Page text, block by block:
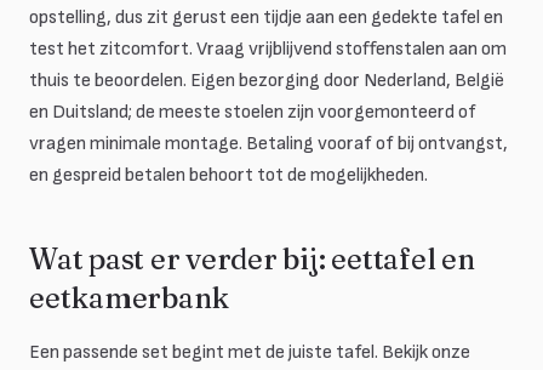
opstelling, dus zit gerust een tijdje aan een gedekte tafel en
test het zitcomfort. Vraag vrijblijvend stoffenstalen aan om
thuis te beoordelen. Eigen bezorging door Nederland, België
en Duitsland; de meeste stoelen zijn voorgemonteerd of
vragen minimale montage. Betaling vooraf of bij ontvangst,
en gespreid betalen behoort tot de mogelijkheden.
Wat past er verder bij: eettafel en
eetkamerbank
Een passende set begint met de juiste tafel. Bekijk onze